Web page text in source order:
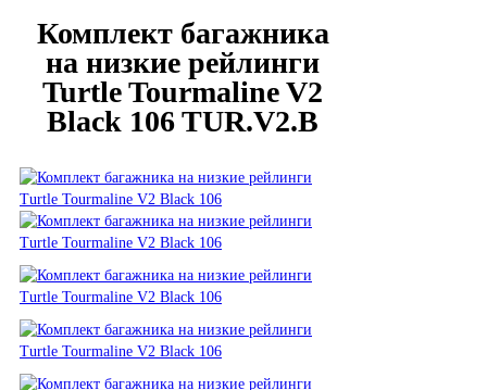
Комплект багажника
на низкие рейлинги
Turtle Tourmaline V2
Black 106 TUR.V2.B